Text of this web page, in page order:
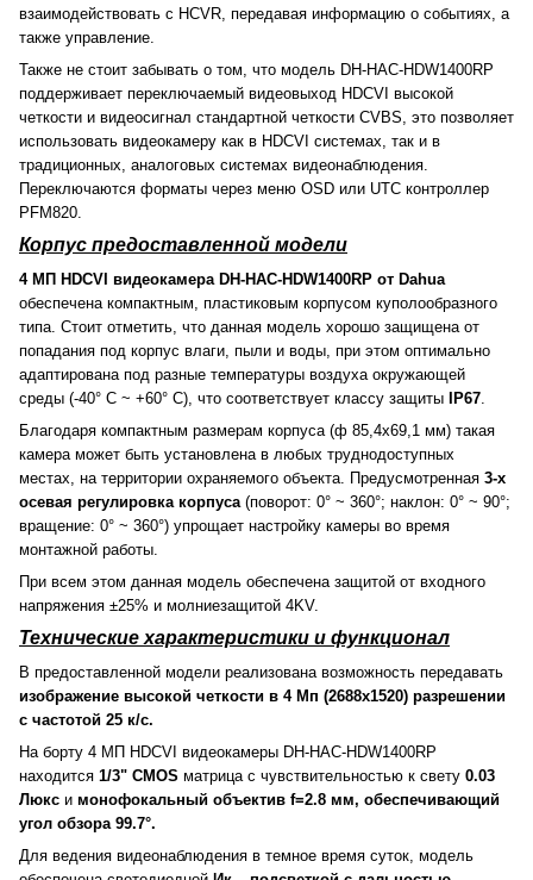
взаимодействовать с HCVR, передавая информацию о событиях, а
также управление.
Также не стоит забывать о том, что модель DH-HAC-HDW1400RP
поддерживает переключаемый видеовыход HDCVI высокой
четкости и видеосигнал стандартной четкости CVBS, это позволяет
использовать видеокамеру как в HDCVI системах, так и в
традиционных, аналоговых системах видеонаблюдения.
Переключаются форматы через меню OSD или UTC контроллер
PFM820.
Корпус предоставленной модели
4 МП HDCVI видеокамера DH-HAC-HDW1400RP от Dahua
обеспечена компактным, пластиковым корпусом куполообразного
типа. Стоит отметить, что данная модель хорошо защищена от
попадания под корпус влаги, пыли и воды, при этом оптимально
адаптирована под разные температуры воздуха окружающей
среды (-40° C ~ +60° C), что соответствует классу защиты IP67
Благодаря компактным размерам корпуса (ф 85,4x69,1 мм) такая
камера может быть установлена в любых труднодоступных
местах, на территории охраняемого объекта. Предусмотренная 3-х
осевая регулировка корпуса (поворот: 0° ~ 360°; наклон: 0° ~ 90°;
вращение: 0° ~ 360°) упрощает настройку камеры во время
монтажной работы.
При всем этом данная модель обеспечена защитой от входного
напряжения ±25% и молниезащитой 4KV.
Технические характеристики и функционал
В предоставленной модели реализована возможность передавать
изображение высокой четкости в 4 Мп (2688x1520) разрешении
с частотой 25 к/с.
На борту 4 МП HDCVI видеокамеры DH-HAC-HDW1400RP
находится 1/3" CMOS матрица с чувствительностью к свету 0.03
Люкс и монофокальный объектив f=2.8 мм, обеспечивающий
угол обзора 99.7°.
Для ведения видеонаблюдения в темное время суток, модель